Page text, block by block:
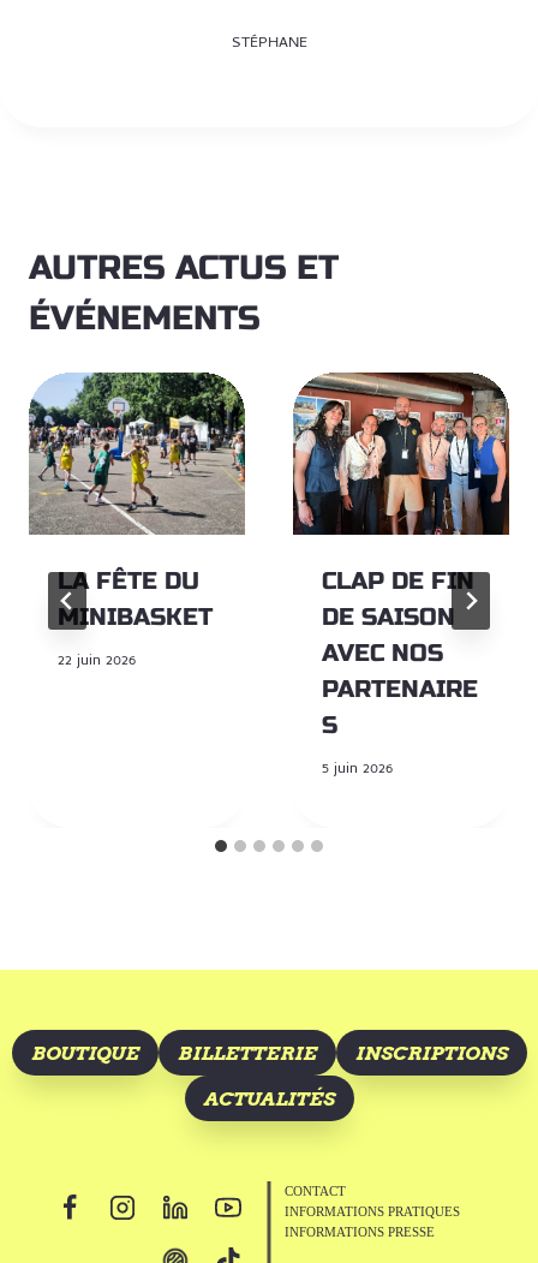
STÉPHANE
AUTRES ACTUS ET
ÉVÉNEMENTS
LA FÊTE DU
MINIBASKET
22 juin 2026
CLAP DE FIN
DE SAISON
AVEC NOS
PARTENAIRE
S
5 juin 2026
BOUTIQUE BILLETTERIE
INSCRIPTIONS
ACTUALITÉS
CONTACT
INFORMATIONS PRATIQUES
INFORMATIONS PRESSE